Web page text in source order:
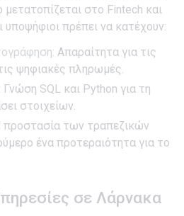
μετατοπίζεται στο Fintech και
υποψήφιοι πρέπει να κατέχουν:
Απαραίτητα για τις
ψηφιακές πληρωμές.
Γνώση SQL και Python για τη
στοιχείων.
προστασία των τραπεζικών
ένα προτεραιότητα για το
σε Λάρνακα